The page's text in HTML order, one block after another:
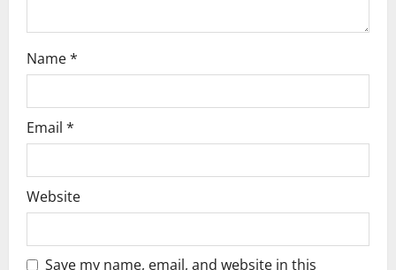
Name*
Email *
Website
Save my name, email, and website in this